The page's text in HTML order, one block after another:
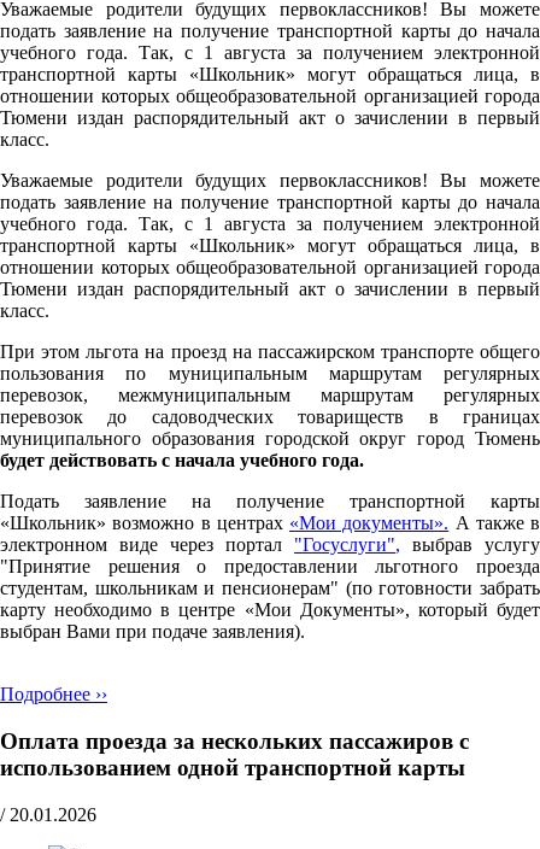
Уважаемые родители будущих первоклассников! Вы можете
подать заявление на получение транспортной карты до начала
учебного года. Так, с 1 августа за получением электронной
транспортной карты «Школьник» могут обращаться лица, в
отношении которых общеобразовательной организацией города
Тюмени издан распорядительный акт о зачислении в первый
класс.
Уважаемые родители будущих первоклассников! Вы можете
подать заявление на получение транспортной карты до начала
учебного года. Так, с 1 августа за получением электронной
транспортной карты «Школьник» могут обращаться лица, в
отношении которых общеобразовательной организацией города
Тюмени издан распорядительный акт о зачислении в первый
класс.
При этом льгота на проезд на пассажирском транспорте общего
пользования по муниципальным маршрутам регулярных
перевозок, межмуниципальным маршрутам регулярных
перевозок до садоводческих товариществ в границах
муниципального образования городской округ город Тюмень
будет действовать с начала учебного года.
Подать заявление на получение транспортной карты
«Школьник» возможно в центрах «Мои документы». А также в
электронном виде через портал "Госуслуги", выбрав услугу
"Принятие решения о предоставлении льготного проезда
студентам, школьникам и пенсионерам" (по готовности забрать
карту необходимо в центре «Мои Документы», который будет
выбран Вами при подаче заявления).
Подробнее ››
Оплата проезда за нескольких пассажиров с
использованием одной транспортной карты
/ 20.01.2026